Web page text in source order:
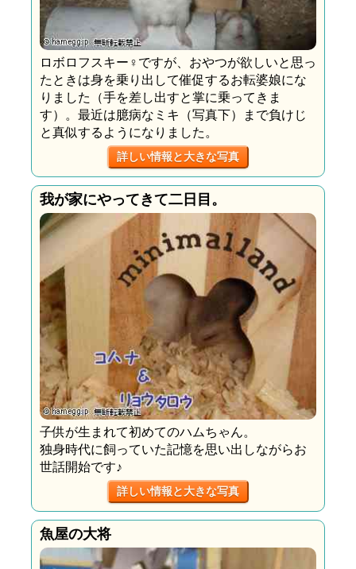
ロボロフスキー♀ですが、おやつが欲しいと思っ
たときは身を乗り出して催促するお転婆娘にな
りました（手を差し出すと掌に乗ってきま
す）。最近は臆病なミキ（写真下）まで負けじ
と真似するようになりました。
詳しい情報と大きな写真
我が家にやってきて二日目。
子供が生まれて初めてのハムちゃん。
独身時代に飼っていた記憶を思い出しながらお
世話開始です♪
詳しい情報と大きな写真
魚屋の大将